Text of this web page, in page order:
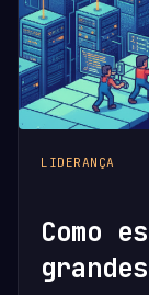
LIDERANÇA
Como